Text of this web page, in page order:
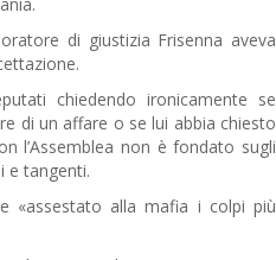
di giustizia Frisenna aveva
chiedendo ironicamente se
di un affare o se lui abbia chiesto
l’Assemblea non è fondato sugli
e tangenti.
«assestato alla mafia i colpi più